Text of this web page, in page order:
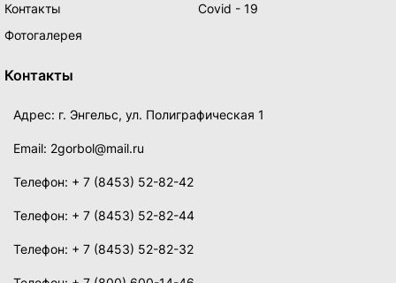
Контакты
Covid - 19
Фотогалерея
Контакты
Адрес: г. Энгельс, ул. Полиграфическая 1
Email: 2gorbol@mail.ru
Телефон: + 7 (8453) 52-82-42
Телефон: + 7 (8453) 52-82-44
Телефон: + 7 (8453) 52-82-32